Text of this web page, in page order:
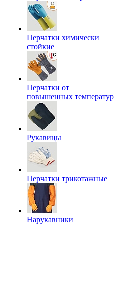
Перчатки химически
стойкие
Перчатки от
повышенных температур
Рукавицы
Перчатки трикотажные
Нарукавники